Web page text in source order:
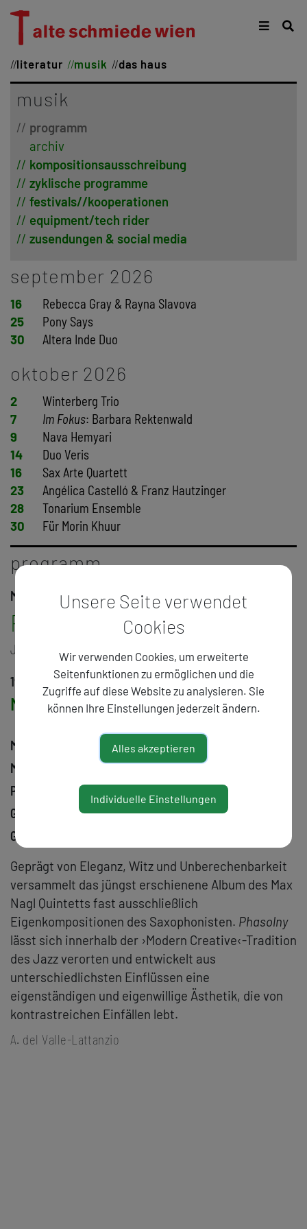
literatur musik das haus
musik
programm
archiv
kompositionsausschreibung
zyklische programme
festivals//kooperationen
equipment/tech rider
zusendungen & social media
september 2026
16
Rebecca Gray & Rayna Slavova
25
Pony Says
30
Altera Inde Duo
oktober 2026
2
Winterberg Trio
7
Im Fokus: Barbara Rektenwald
9
Nava Hemyari
14
Duo Veris
16
Sax Arte Quartett
23
Angélica Castelló & Franz Hautzinger
28
Tonarium Ensemble
30
Für Morin Khuur
programm
Mittwoch, 18. Februar 2026
Phasolny
JAZZ
19:00
Max Nagl Quintett
Max Nagl
Martin Eberle
Trompete
Phil Yaeger
Posaune
Georg Vogel
Klavier
Gregor Aufmesser
Geprägt von Eleganz, Witz und Unberechenbarkeit
versammelt das jüngst erschienene Album des Max
Nagl Quintetts fast ausschließlich
Eigenkompositionen des Saxophonisten. Phasolny
lässt sich innerhalb der ›Modern Creative‹-Tradition
des Jazz verorten und entwickelt aus
unterschiedlichsten Einflüssen eine
eigenständigen und eigenwillige Ästhetik, die von
kontrastreichen Einfällen lebt.
A. del Valle-Lattanzio
Unsere Seite verwendet
Cookies
Wir verwenden Cookies, um erweiterte
Seitenfunktionen zu ermöglichen und die
Zugriffe auf diese Website zu analysieren. Sie
können Ihre Einstellungen jederzeit ändern.
Alles akzeptieren
Individuelle Einstellungen